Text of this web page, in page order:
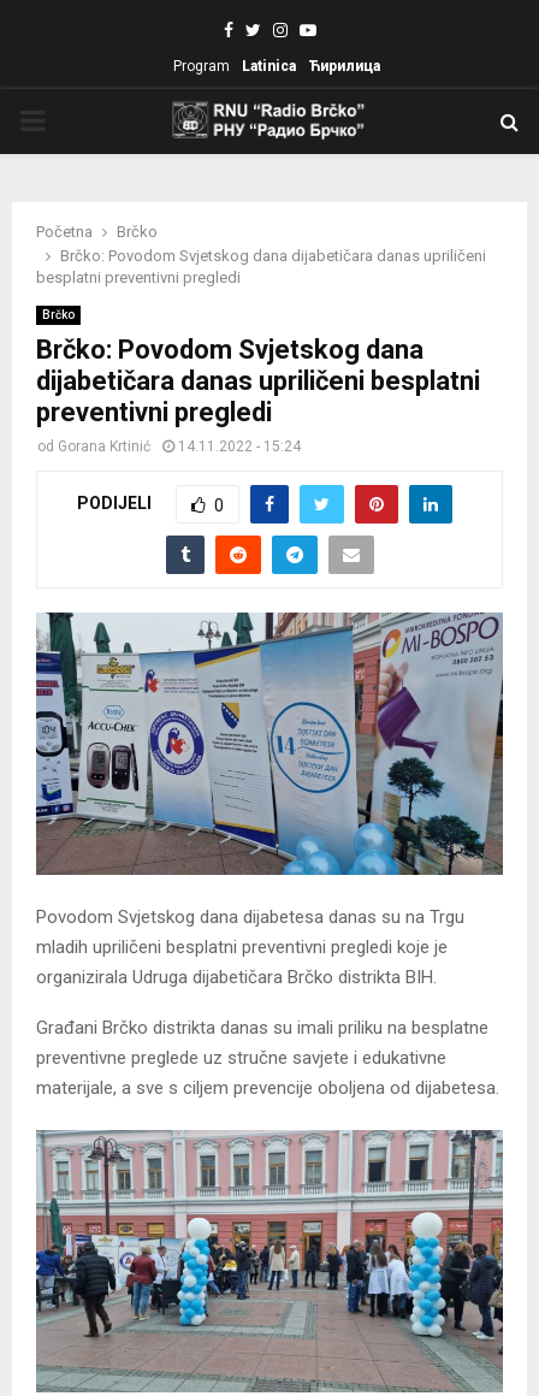
Facebook
TwitterInstagram
Youtube
Program Latinica Ћирилица
Početna
Brčko
Brčko: Povodom Svjetskog dana dijabetičara danas upriličeni
besplatni preventivni pregledi
Brčko
Brčko: Povodom Svjetskog dana
dijabetičara danas upriličeni besplatni
preventivni pregledi
od Gorana Krtinić 14.11.2022 - 15:24
PODIJELI 0
Povodom Svjetskog dana dijabetesa danas su na Trgu
mladih upriličeni besplatni preventivni pregledi koje je
organizirala Udruga dijabetičara Brčko distrikta BIH.
Građani Brčko distrikta danas su imali priliku na besplatne
preventivne preglede uz stručne savjete i edukativne
materijale, a sve s ciljem prevencije oboljena od dijabetesa.